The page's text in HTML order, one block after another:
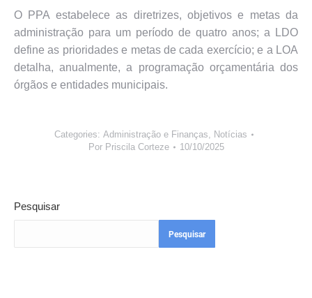
O PPA estabelece as diretrizes, objetivos e metas da
administração para um período de quatro anos; a LDO
define as prioridades e metas de cada exercício; e a LOA
detalha, anualmente, a programação orçamentária dos
órgãos e entidades municipais.
Categories: Administração e Finanças, Notícias
Por Priscila Corteze 10/10/2025
Pesquisar
Pesquisar